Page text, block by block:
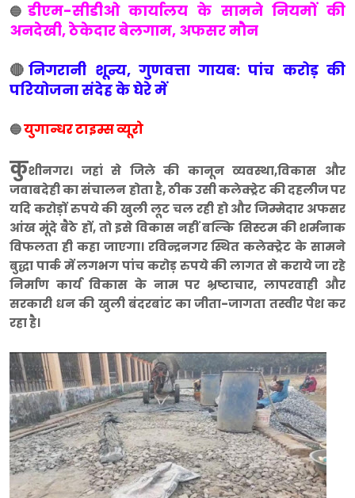
🔵 डीएम-सीडीओ कार्यालय के सामने नियमों की
अनदेखी, ठेकेदार बेलगाम, अफसर मौन
🔴निगरानी शून्य, गुणवत्ता गायब: पांच करोड़ की
परियोजना संदेह के घेरे में
🔵युगान्धर टाइम्स व्यूरो
कुशीनगर। जहां से जिले की कानून व्यवस्था,विकास और
जवाबदेही का संचालन होता है, ठीक उसी कलेक्ट्रेट की दहलीज पर
यदि करोड़ों रुपये की खुली लूट चल रही हो और जिम्मेदार अफसर
आंख मूंदे बैठे हों, तो इसे विकास नहीं बल्कि सिस्टम की शर्मनाक
विफलता ही कहा जाएगा। रविन्द्रनगर स्थित कलेक्ट्रेट के सामने
बुद्धा पार्क में लगभग पांच करोड़ रुपये की लागत से कराये जा रहे
निर्माण कार्य विकास के नाम पर भ्रष्टाचार, लापरवाही और
सरकारी धन की खुली बंदरबांट का जीता-जागता तस्वीर पेश कर
रहा है।